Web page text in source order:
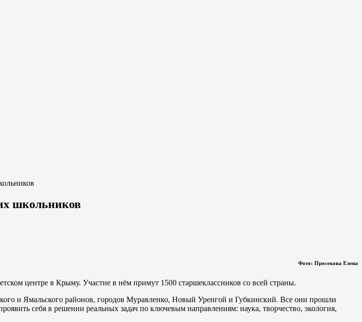
школьников
Фото: Просекова Елена
центре в Крыму. Участие в нём примут 1500 старшеклассников со всей страны.
и Ямальского районов, городов Муравленко, Новый Уренгой и Губкинский. Все они прошли
себя в решении реальных задач по ключевым направлениям: наука, творчество, экология,